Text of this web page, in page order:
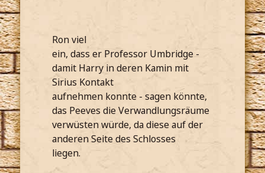
Ron viel
ein, dass er Professor Umbridge -
damit Harry in deren Kamin mit
Sirius Kontakt
aufnehmen konnte - sagen könnte,
das Peeves die Verwandlungsräume
verwüsten würde, da diese auf der
anderen Seite des Schlosses
liegen.